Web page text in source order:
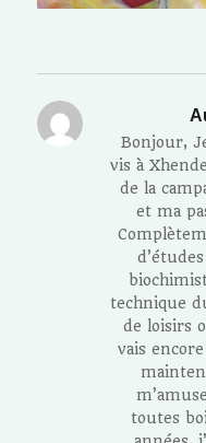
Bonjour,
vis à
de la
et ma
technique
de loisirs
vais
toutes